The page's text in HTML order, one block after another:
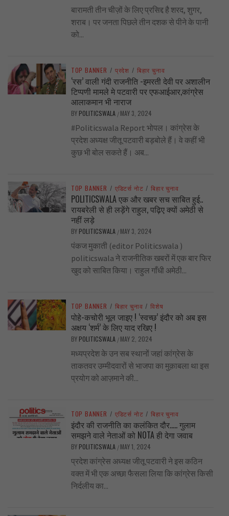
बारामती तीन चीज़ों के लिए प्रसिद्द है शरद, शुगर,
शराब। पर जनता पिछले तीन दशक से पीने के पानी
को...
TOP BANNER / प्रदेश / बिहार चुनाव
‘रस’ वाली गंदी राजनीति -इमरती देवी पर अशालीन
टिप्पणी मामले मे पटवारी पर एफआईआर,कांग्रेस
आलाकमान भी नाराज
BY POLITICSWALA / MAY 3, 2024
#Politicswala Report भोपल। कांग्रेस के
प्रदेश अध्यक्ष जीतू पटवारी बड़बोले हैं। वे कहीं भी
कुछ भी बोल सकते हैं। अब...
TOP BANNER / एडिटर्स नोट / बिहार चुनाव
POLITICSWALA एक और खबर सच साबित हुई..
रायबरेली से ही लड़ेंगे राहुल, पढ़िए क्यों अमेठी से
नहीं लड़े
BY POLITICSWALA / MAY 3, 2024
पंकज मुकाती (editor Politicswala )
politicswala ने राजनीतिक खबरों में एक बार फिर
खुद को साबित किया। राहुल गाँधी अमेठी...
TOP BANNER / बिहार चुनाव / विशेष
पोहे-कचोरी भूल जाइए ! ‘स्वच्छ’ इंदौर को अब इस
अक्षय ‘शर्म’ के लिए याद रखिए !
BY POLITICSWALA / MAY 2, 2024
मध्यप्रदेश के उन सब स्थानों जहां कांग्रेस के
ताकतवर उम्मीदवारों से भाजपा का मुक़ाबला था इस
प्रयोग को आज़माने की...
TOP BANNER / एडिटर्स नोट / बिहार चुनाव
इंदौर की राजनीति का कलंकित दौर….. गुलाम
समझने वाले नेताओं को NOTA ही देगा जवाब
BY POLITICSWALA / MAY 1, 2024
प्रदेश कांग्रेस अध्यक्ष जीतू पटवारी ने इस कठिन
वक्त में भी एक अच्छा फैसला लिया कि कांग्रेस किसी
निर्दलीय का...